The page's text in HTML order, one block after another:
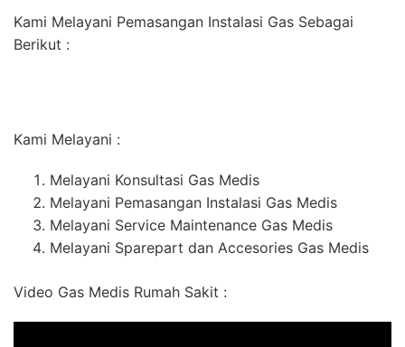
Kami Melayani Pemasangan Instalasi Gas Sebagai
Berikut :
Kami Melayani :
Melayani Konsultasi Gas Medis
Melayani Pemasangan Instalasi Gas Medis
Melayani Service Maintenance Gas Medis
Melayani Sparepart dan Accesories Gas Medis
Video Gas Medis Rumah Sakit :